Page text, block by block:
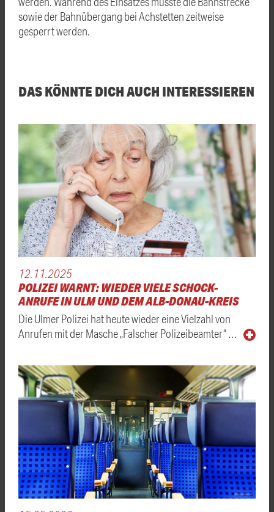
sowie der Bahnübergang bei Achstetten zeitweise
gesperrt werden.
DAS KÖNNTE DICH AUCH INTERESSIEREN
12.11.2025
POLIZEI WARNT: WIEDER VIELE SCHOCK-
ANRUFE IN ULM UND DEM ALB-DONAU-KREIS
Die Ulmer Polizei hat heute wieder eine Vielzahl von
Anrufen mit der Masche „Falscher Polizeibeamter“ …